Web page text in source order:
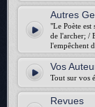
Autres
"Le Poète est
de l'archer; /
l'empêchent
Vos
Tout sur vos
Revues